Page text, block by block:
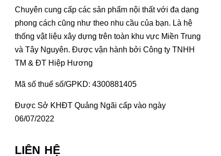
Chuyên cung cấp các sản phẩm nội thất với đa dạng
phong cách cũng như theo nhu cầu của bạn. Là hệ
thống vật liệu xây dựng trên toàn khu vực Miền Trung
và Tây Nguyên. Được vận hành bởi Công ty TNHH
TM & ĐT Hiệp Hương
Mã số thuế số/GPKD: 4300881405
Được Sở KHĐT Quảng Ngãi cấp vào ngày
06/07/2022
LIÊN HỆ